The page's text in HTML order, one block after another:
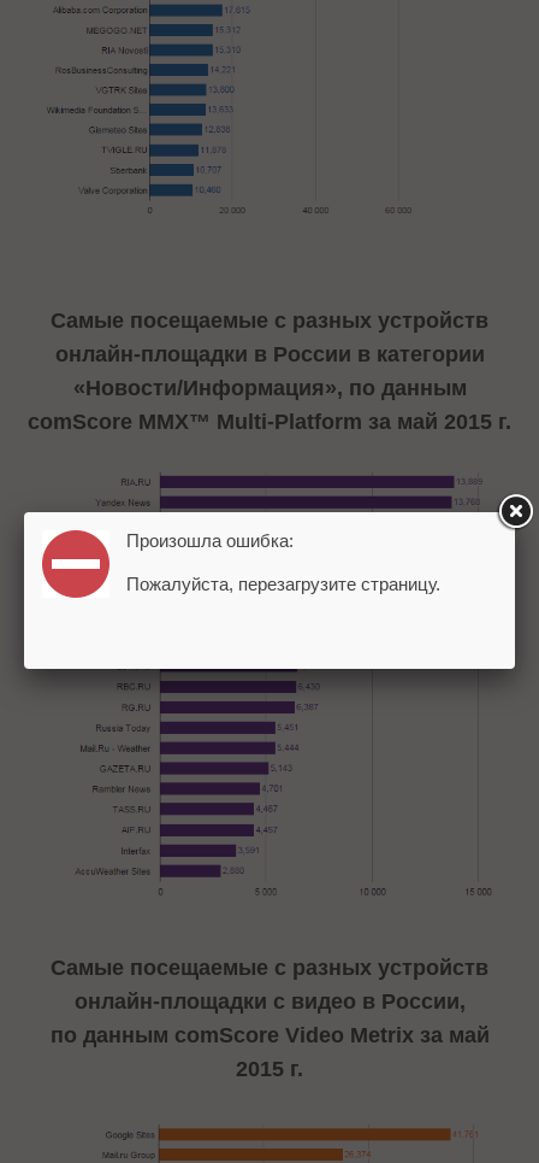
Самые посещаемые с разных устройств
онлайн-площадки в России в категории
«Новости/Информация», по данным
comScore MMX™ Multi-Platform за май 2015 г.
Самые посещаемые с разных устройств
онлайн-площадки с видео в России,
по данным comScore Video Metrix за май
2015 г.
Произошла ошибка:
Пожалуйста, перезагрузите страницу.